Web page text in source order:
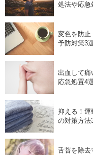
処法や応急
変色を防止
予防対策3
出血して痛
応急処置4
抑える！運
の対策方法
舌苔を除去